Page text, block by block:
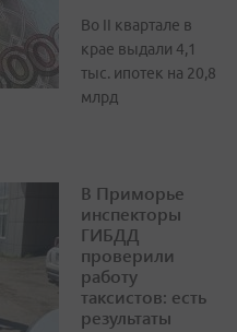
Во II квартале в
крае выдали 4,1
тыс. ипотек на 20,8
млрд
В Приморье
инспекторы
ГИБДД
проверили
работу
таксистов: есть
результаты